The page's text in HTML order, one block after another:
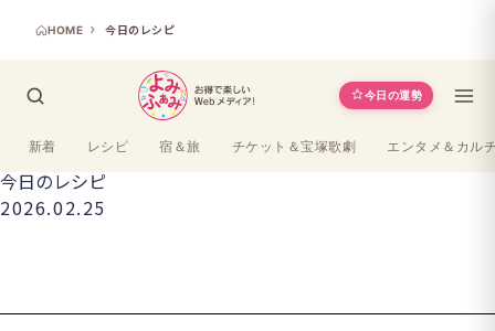
HOME 今日のレシピ
今日の運勢
新着 レシピ 宿＆旅 チケット＆宝塚歌劇 エンタメ＆カル
今日のレシピ
2026.02.25